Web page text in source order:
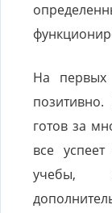
На первых
готов за
все
учебы,